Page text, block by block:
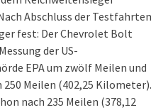
Abschluss der Testfahrten
fest: Der Chevrolet Bolt
der US-
EPA um zwölf Meilen und
Meilen (402,25 Kilometer).
nach 235 Meilen (378,12